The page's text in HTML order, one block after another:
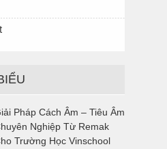
Pháp Cách Âm – Tiêu Âm
Nghiệp Từ Remak
Trường Học Vinschool